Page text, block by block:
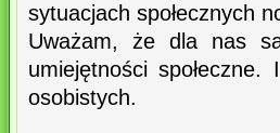
sytuacjach społecznych
Uważam, że dla nas
umiejętności
osobistych.